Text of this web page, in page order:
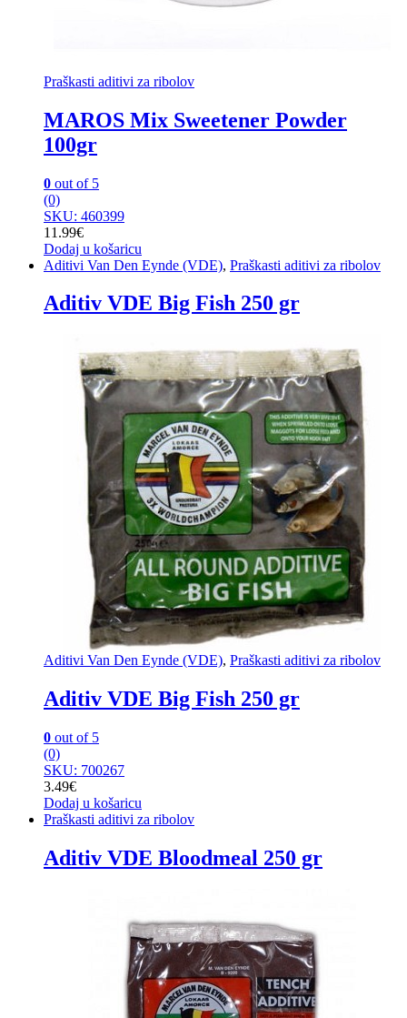
Praškasti aditivi za ribolov
MAROS Mix Sweetener Powder
100gr
0 out of 5
(0)
SKU: 460399
11.99€
Dodaj u košaricu
Aditivi Van Den Eynde (VDE), Praškasti aditivi za ribolov
Aditiv VDE Big Fish 250 gr
Aditivi Van Den Eynde (VDE), Praškasti aditivi za ribolov
Aditiv VDE Big Fish 250 gr
0 out of 5
(0)
SKU: 700267
3.49€
Dodaj u košaricu
Praškasti aditivi za ribolov
Aditiv VDE Bloodmeal 250 gr